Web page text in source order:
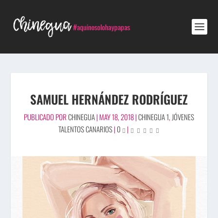
SAMUEL HERNÁNDEZ RODRÍGUEZ
PUBLICADO PORCHINEGUA|MAY 18, 2018|CHINEGUA 1, JÓVENES
TALENTOS CANARIOS|0 |